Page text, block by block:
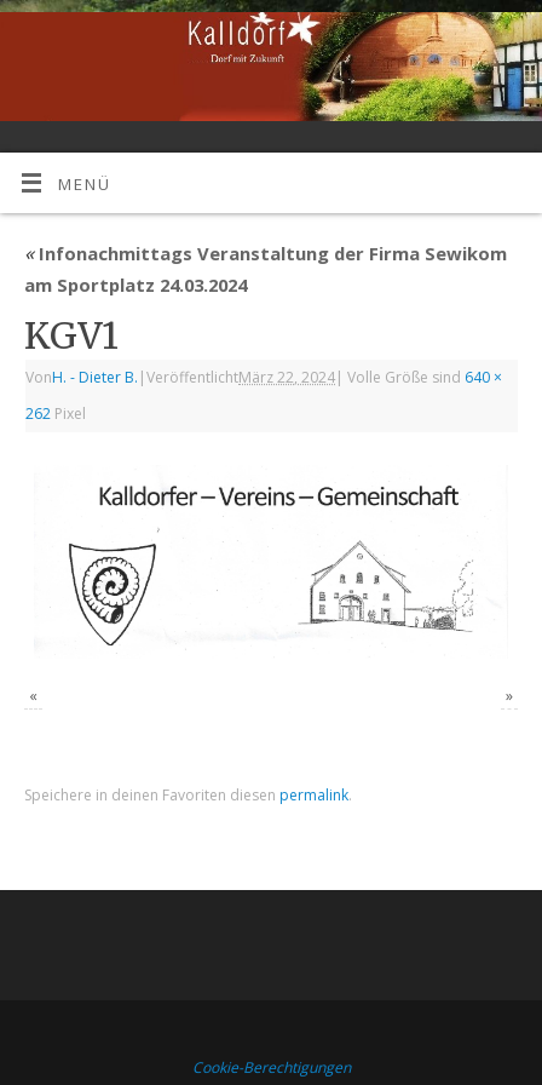
MENÜ
«Infonachmittags Veranstaltung der Firma Sewikom
am Sportplatz 24.03.2024
KGV1
VonH. - Dieter B. |VeröffentlichtMärz 22, 2024| Volle Größe sind 640 ×
262 Pixel
« »
Speichere in deinen Favoriten diesen permalink.
Cookie-Berechtigungen